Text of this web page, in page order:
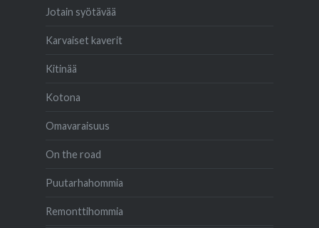
Jotain syötävää
Karvaiset kaverit
Kitinää
Kotona
Omavaraisuus
On the road
Puutarhahommia
Remonttihommia